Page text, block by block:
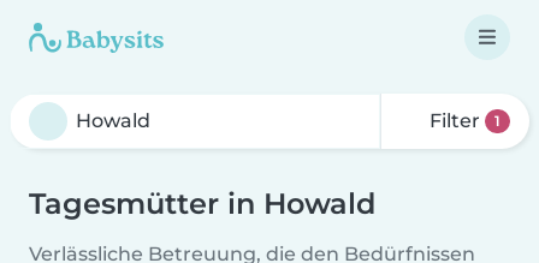
Filter 1
Tagesmütter in Howald
Verlässliche Betreuung, die den Bedürfnissen